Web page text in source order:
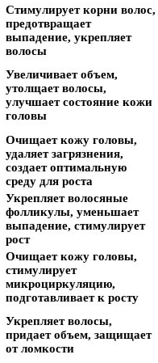
Стимулирует корни волос,
предотвращает
выпадение, укрепляет
волосы
Увеличивает объем,
утолщает волосы,
улучшает состояние кожи
головы
Очищает кожу головы,
удаляет загрязнения,
создает оптимальную
среду для роста
Укрепляет волосяные
фолликулы, уменьшает
выпадение, стимулирует
рост
Очищает кожу головы,
стимулирует
микроциркуляцию,
подготавливает к росту
Укрепляет волосы,
придает объем, защищает
от ломкости